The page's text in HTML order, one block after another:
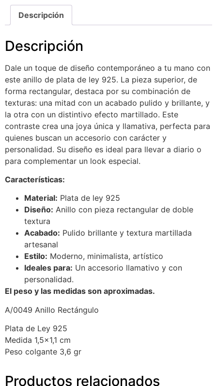
Descripción
Descripción
Dale un toque de diseño contemporáneo a tu mano con
este anillo de plata de ley 925. La pieza superior, de
forma rectangular, destaca por su combinación de
texturas: una mitad con un acabado pulido y brillante, y
la otra con un distintivo efecto martillado. Este
contraste crea una joya única y llamativa, perfecta para
quienes buscan un accesorio con carácter y
personalidad. Su diseño es ideal para llevar a diario o
para complementar un look especial.
Características:
Material: Plata de ley 925
Diseño: Anillo con pieza rectangular de doble
textura
Acabado: Pulido brillante y textura martillada
artesanal
Estilo: Moderno, minimalista, artístico
Ideales para: Un accesorio llamativo y con
personalidad.
El peso y las medidas son aproximadas.
A/0049 Anillo Rectángulo
Plata de Ley 925
Medida 1,5×1,1 cm
Peso colgante 3,6 gr
Productos relacionados